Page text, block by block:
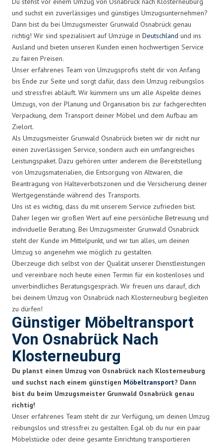
und suchst ein zuverlässiges und günstiges Umzugsunternehmen?
Dann bist du bei Umzugsmeister Grunwald Osnabrück genau
richtig! Wir sind spezialisiert auf Umzüge in Deutschland und ins
Ausland und bieten unseren Kunden einen hochwertigen Service
zu fairen Preisen.
Unser erfahrenes Team von Umzugsprofis steht dir von Anfang
bis Ende zur Seite und sorgt dafür, dass dein Umzug reibungslos
und stressfrei abläuft. Wir kümmern uns um alle Aspekte deines
Umzugs, von der Planung und Organisation bis zur fachgerechten
Verpackung, dem Transport deiner Möbel und dem Aufbau am
Zielort.
Als Umzugsmeister Grunwald Osnabrück bieten wir dir nicht nur
einen zuverlässigen Service, sondern auch ein umfangreiches
Leistungspaket. Dazu gehören unter anderem die Bereitstellung
von Umzugsmaterialien, die Entsorgung von Altwaren, die
Beantragung von Halteverbotszonen und die Versicherung deiner
Wertgegenstände während des Transports.
Uns ist es wichtig, dass du mit unserem Service zufrieden bist.
Daher legen wir großen Wert auf eine persönliche Betreuung und
individuelle Beratung. Bei Umzugsmeister Grunwald Osnabrück
steht der Kunde im Mittelpunkt, und wir tun alles, um deinen
Umzug so angenehm wie möglich zu gestalten.
Überzeuge dich selbst von der Qualität unserer Dienstleistungen
und vereinbare noch heute einen Termin für ein kostenloses und
unverbindliches Beratungsgespräch. Wir freuen uns darauf, dich
bei deinem Umzug von Osnabrück nach Klosterneuburg begleiten
zu dürfen!
Günstiger Möbeltransport
Von Osnabrück Nach
Klosterneuburg
Du planst einen Umzug von Osnabrück nach Klosterneuburg
und suchst nach einem günstigen Möbeltransport? Dann
bist du beim Umzugsmeister Grunwald Osnabrück genau
richtig!
Unser erfahrenes Team steht dir zur Verfügung, um deinen Umzug
reibungslos und stressfrei zu gestalten. Egal ob du nur ein paar
Möbelstücke oder deine gesamte Einrichtung transportieren